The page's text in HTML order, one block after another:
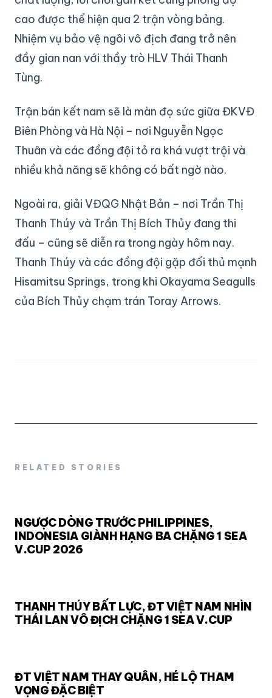
cao được thể hiện qua 2 trận vòng bảng.
Nhiệm vụ bảo vệ ngôi vô địch đang trở nên
đầy gian nan với thầy trò HLV Thái Thanh
Tùng.
Trận bán kết nam sẽ là màn đọ sức giữa ĐKVĐ
Biên Phòng và Hà Nội – nơi Nguyễn Ngọc
Thuân và các đồng đội tỏ ra khá vượt trội và
nhiều khả năng sẽ không có bất ngờ nào.
Ngoài ra, giải VĐQG Nhật Bản – nơi Trần Thị
Thanh Thúy và Trần Thị Bích Thủy đang thi
đấu – cũng sẽ diễn ra trong ngày hôm nay.
Thanh Thúy và các đồng đội gặp đối thủ mạnh
Hisamitsu Springs, trong khi Okayama Seagulls
của Bích Thủy chạm trán Toray Arrows.
RELATED STORIES
NGƯỢC DÒNG TRƯỚC PHILIPPINES,
INDONESIA GIÀNH HẠNG BA CHẶNG 1 SEA
V.CUP 2026
THANH THÚY BẤT LỰC, ĐT VIỆT NAM NHÌN
THÁI LAN VÔ ĐỊCH CHẶNG 1 SEA V.CUP
ĐT VIỆT NAM THAY QUÂN, HÉ LỘ THAM
VỌNG ĐẶC BIỆT